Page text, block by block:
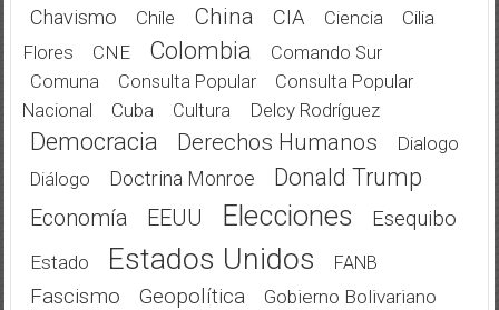
Chavismo Chile China CIA Ciencia
Cilia
Flores
CNE Colombia
Comando Sur
Comuna
Consulta Popular
Consulta Popular
Nacional
Cuba Cultura Delcy Rodríguez
Democracia Derechos Humanos Dialogo
Diálogo Doctrina Monroe Donald Trump
Economía EEUU Elecciones Esequibo
Estado Estados Unidos FANB
Fascismo Geopolítica Gobierno Bolivariano